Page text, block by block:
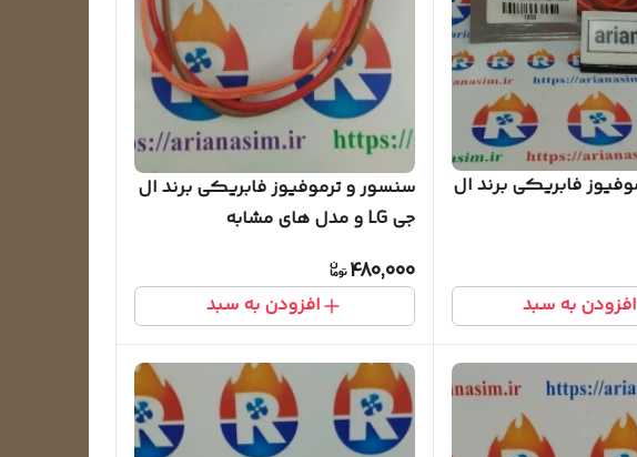
فابریکی برند ال
افزودن به سبد
سنسور و ترموفیوز فابریکی برند ال
جی LG و مدل های مشابه
480,000
افزودن به سبد